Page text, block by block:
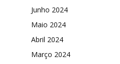
Junho 2024
Maio 2024
Abril 2024
Março 2024